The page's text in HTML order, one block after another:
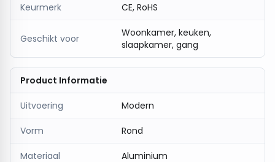
Keurmerk CE, RoHS
Geschikt voor
Woonkamer, keuken,
slaapkamer, gang
Product Informatie
Uitvoering Modern
Vorm Rond
Materiaal Aluminium